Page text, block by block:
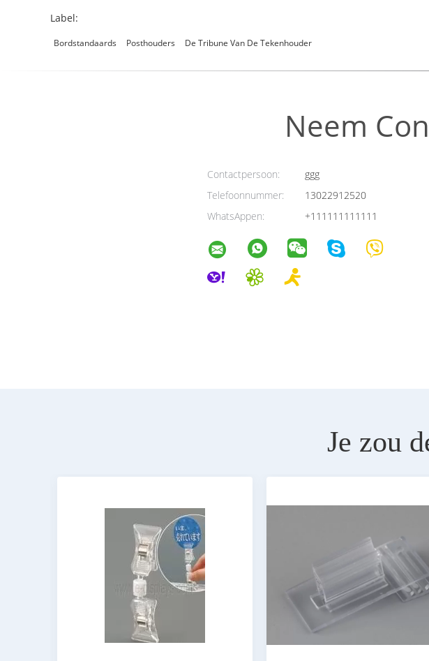
Label:
Bordstandaards Posthouders De Tribune Van De Tekenhouder
Neem
Contactpersoon:
ggg
Telefoonnummer:
13022912520
WhatsAppen:
+111111111111
Je zou